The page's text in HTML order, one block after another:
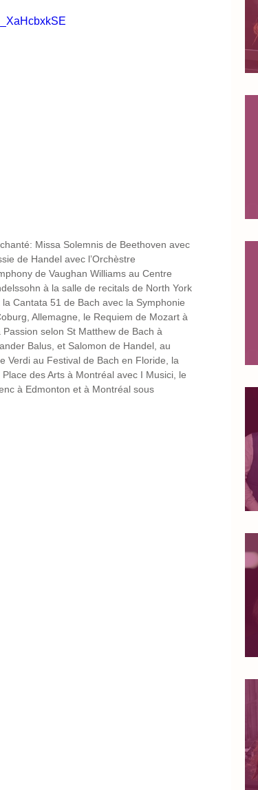
Missa Solemnis de Beethoven avec
de Handel avec l’Orchèstre
de Vaughan Williams au Centre
à la salle de recitals de North York
Cantata 51 de Bach avec la Symphonie
Allemagne, le Requiem de Mozart à
selon St Matthew de Bach à
Balus, et Salomon de Handel, au
Verdi au Festival de Bach en Floride, la
des Arts à Montréal avec I Musici, le
à Edmonton et à Montréal sous